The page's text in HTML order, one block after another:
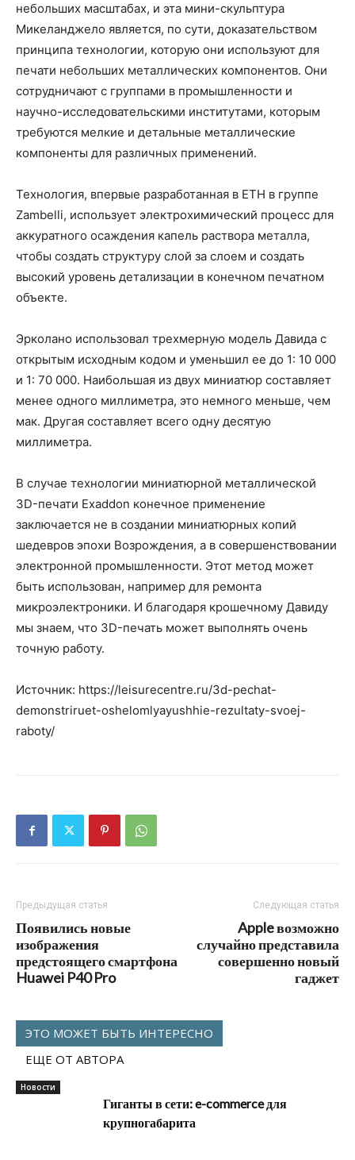
небольших масштабах, и эта мини-скульптура
Микеланджело является, по сути, доказательством
принципа технологии, которую они используют для
печати небольших металлических компонентов. Они
сотрудничают с группами в промышленности и
научно-исследовательскими институтами, которым
требуются мелкие и детальные металлические
компоненты для различных применений.
Технология, впервые разработанная в ETH в группе
Zambelli, использует электрохимический процесс для
аккуратного осаждения капель раствора металла,
чтобы создать структуру слой за слоем и создать
высокий уровень детализации в конечном печатном
объекте.
Эрколано использовал трехмерную модель Давида с
открытым исходным кодом и уменьшил ее до 1: 10 000
и 1: 70 000. Наибольшая из двух миниатюр составляет
менее одного миллиметра, это немного меньше, чем
мак. Другая составляет всего одну десятую
миллиметра.
В случае технологии миниатюрной металлической
3D-печати Exaddon конечное применение
заключается не в создании миниатюрных копий
шедевров эпохи Возрождения, а в совершенствовании
электронной промышленности. Этот метод может
быть использован, например для ремонта
микроэлектроники. И благодаря крошечному Давиду
мы знаем, что 3D-печать может выполнять очень
точную работу.
Источник: https://leisurecentre.ru/3d-pechat-
demonstriruet-oshelomlyayushhie-rezultaty-svoej-
raboty/
Предыдущая статья
Появились новые
изображения
предстоящего смартфона
Huawei P40 Pro
Следующая статья
Apple возможно
случайно представила
совершенно новый
гаджет
ЭТО МОЖЕТ БЫТЬ ИНТЕРЕСНО
ЕЩЕ ОТ АВТОРА
Новости
Гиганты в сети: e-commerce для
крупногабарита